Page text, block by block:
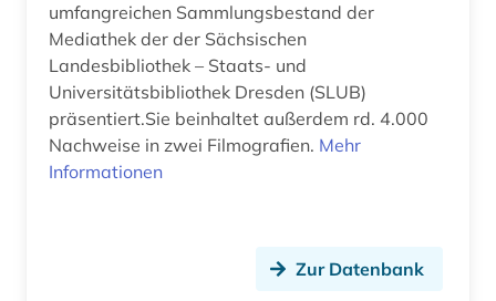
umfangreichen Sammlungsbestand der
Mediathek der der Sächsischen
Landesbibliothek – Staats- und
Universitätsbibliothek Dresden (SLUB)
präsentiert.Sie beinhaltet außerdem rd. 4.000
Nachweise in zwei Filmografien. Mehr
Informationen
Zur Datenbank